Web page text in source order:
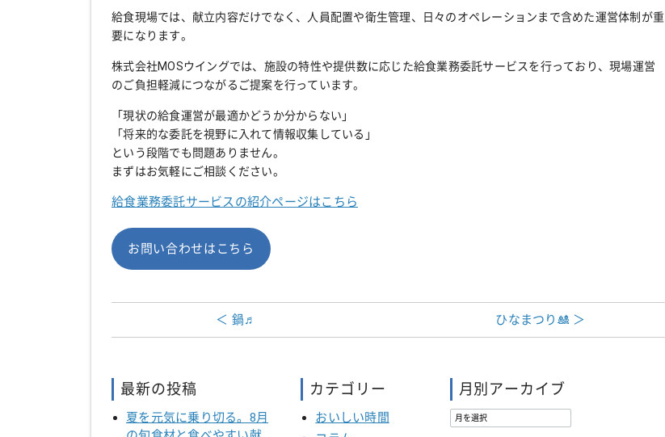
給食現場では、献立内容だけでなく、人員配置や衛生管理、日々のオペレーションまで含めた運営体制が重
要になります。
株式会社MOSウイングでは、施設の特性や提供数に応じた給食業務委託サービスを行っており、現場運営
のご負担軽減につながるご提案を行っています。
「現状の給食運営が最適かどうか分からない」
「将来的な委託を視野に入れて情報収集している」
という段階でも問題ありません。
まずはお気軽にご相談ください。
給食業務委託サービスの紹介ページはこちら
お問い合わせはこちら
ひなまつり🎎 ＞
＜ 鍋♬
最新の投稿
夏を元気に乗り切る。8月
カテゴリー
おいしい時間
月別アーカイブ